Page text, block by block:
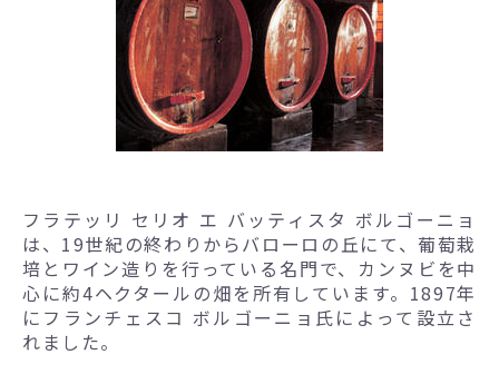
フラテッリ セリオ エ バッティスタ ボルゴーニョ
は、19世紀の終わりからバローロの丘にて、葡萄栽
培とワイン造りを行っている名門で、カンヌビを中
心に約4ヘクタールの畑を所有しています。1897年
にフランチェスコ ボルゴーニョ氏によって設立さ
れました。